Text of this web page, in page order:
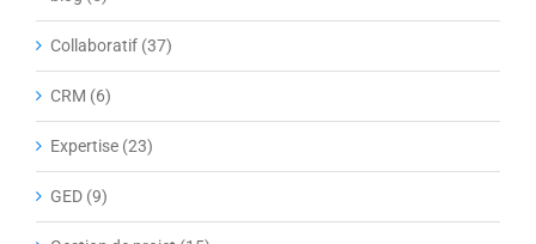
Collaboratif (37)
CRM (6)
Expertise (23)
GED (9)